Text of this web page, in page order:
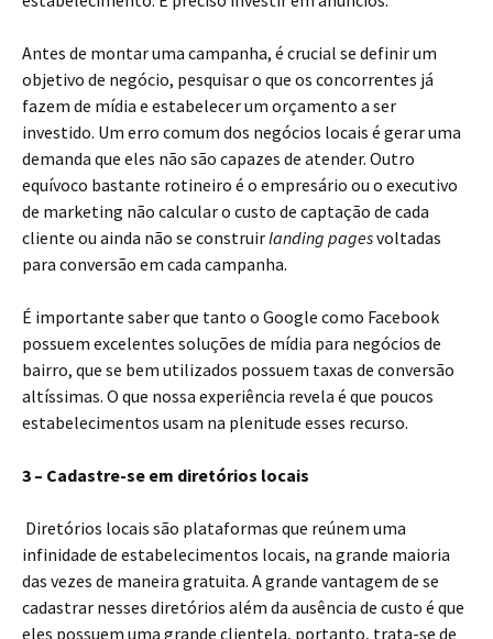
Antes de montar uma campanha, é crucial se definir um
objetivo de negócio, pesquisar o que os concorrentes já
fazem de mídia e estabelecer um orçamento a ser
investido. Um erro comum dos negócios locais é gerar uma
demanda que eles não são capazes de atender. Outro
equívoco bastante rotineiro é o empresário ou o executivo
de marketing não calcular o custo de captação de cada
cliente ou ainda não se construirlanding pagesvoltadas
para conversão em cada campanha.
É importante saber que tanto o Google como Facebook
possuem excelentes soluções de mídia para negócios de
bairro, que se bem utilizados possuem taxas de conversão
altíssimas. O que nossa experiência revela é que poucos
estabelecimentos usam na plenitude esses recurso.
3 – Cadastre-se em diretórios locais
Diretórios locais são plataformas que reúnem uma
infinidade de estabelecimentos locais, na grande maioria
das vezes de maneira gratuita. A grande vantagem de se
cadastrar nesses diretórios além da ausência de custo é que
eles possuem uma grande clientela, portanto, trata-se de